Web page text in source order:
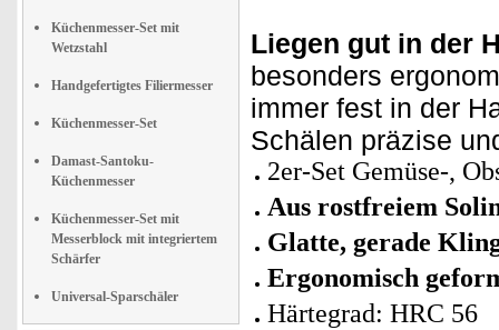
Küchenmesser-Set mit
Wetzstahl
Handgefertigtes Filiermesser
Küchenmesser-Set
Damast-Santoku-
Küchenmesser
Küchenmesser-Set mit
Messerblock mit integriertem
Schärfer
Universal-Sparschäler
Liegen gut in der
besonders
immer fest in der
Schälen präzise
2er-Set Gemüse-,
Aus rostfreiem
Glatte, gerade
Ergonomisch
Härtegrad: HRC 56